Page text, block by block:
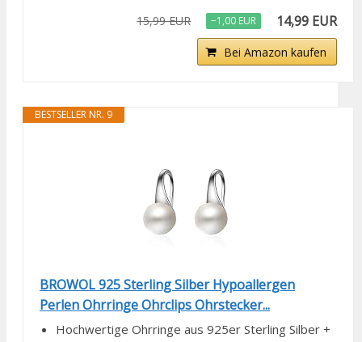
15,99 EUR −1,00 EUR 14,99 EUR
Bei Amazon kaufen
BESTSELLER NR. 9
BROWOL 925 Sterling Silber Hypoallergen
Perlen Ohrringe Ohrclips Ohrstecker...
Hochwertige Ohrringe aus 925er Sterling Silber +